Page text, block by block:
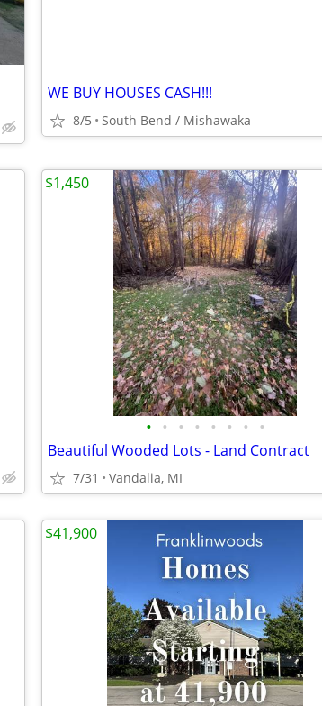
WE BUY HOUSES CASH!!!
8/5 South Bend / Mishawaka
• • • • • • • •
Beautiful Wooded Lots - Land Contract
7/31 Vandalia, MI
$1,450
$41,900